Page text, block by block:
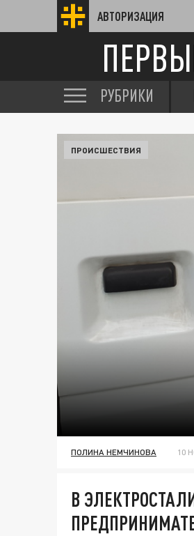
АВТОРИЗАЦИЯ
РУБРИКИ
ПРОИСШЕСТВИЯ
ПОЛИНА НЕМЧИНОВА 10
В